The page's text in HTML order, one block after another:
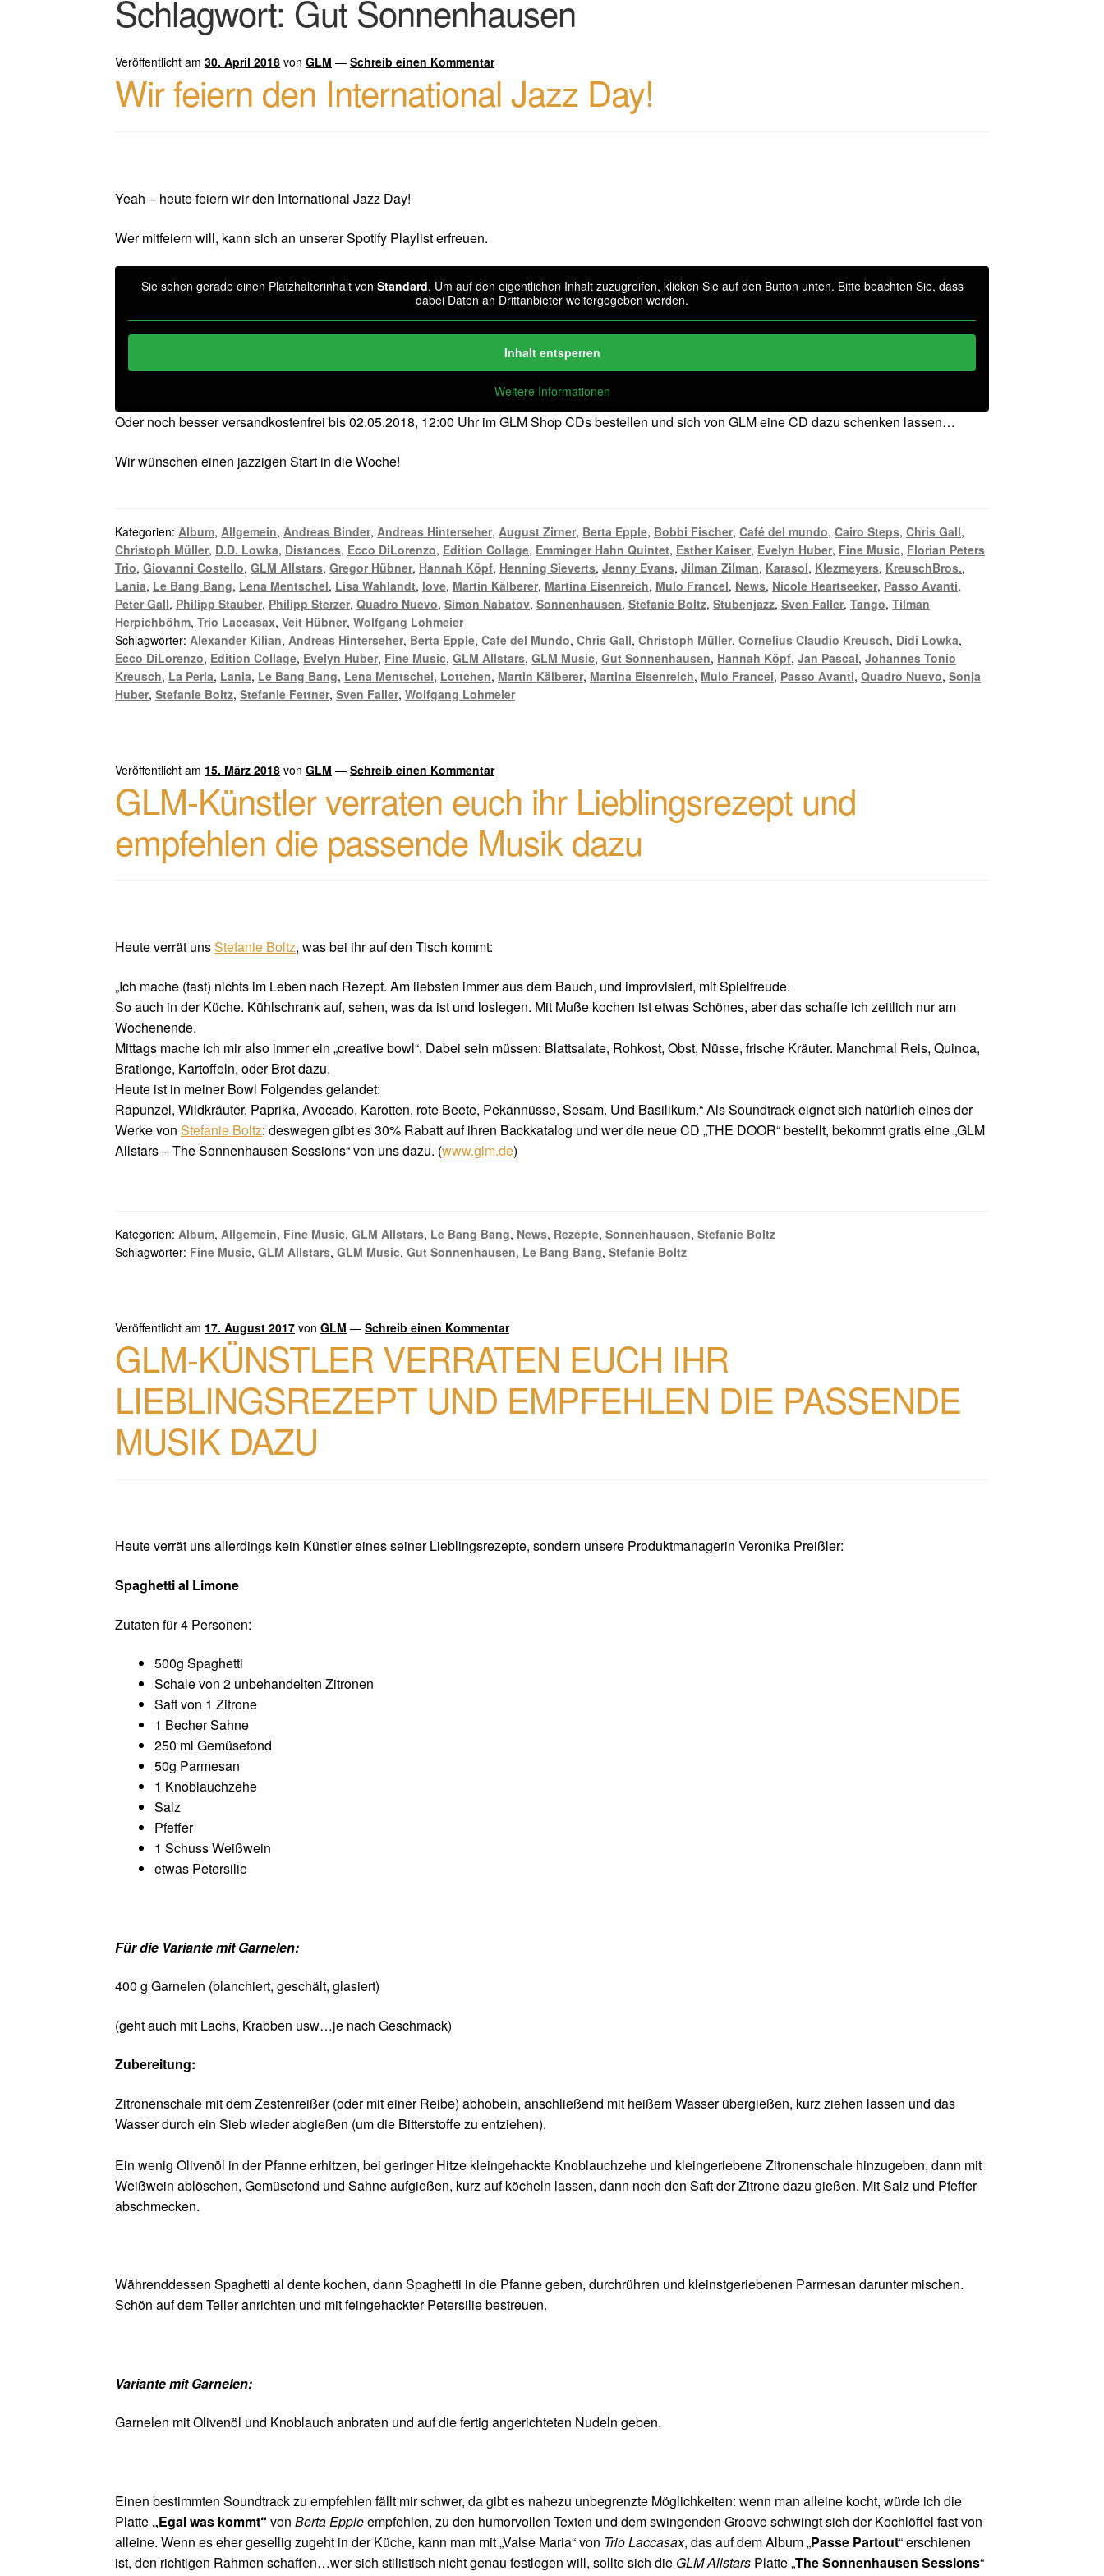
Schlagwort: Gut Sonnenhausen
Veröffentlicht am30. April 2018 vonGLM —Schreib einen Kommentar
Wir feiern den International Jazz Day!
Yeah – heute feiern wir den International Jazz Day!
Wer mitfeiern will, kann sich an unserer Spotify Playlist erfreuen.
Sie sehen gerade einen Platzhalterinhalt von Standard. Um auf den eigentlichen Inhalt zuzugreifen, klicken Sie auf den Button unten. Bitte beachten Sie, dass
dabei Daten an Drittanbieter weitergegeben werden.
Inhalt entsperren
Weitere Informationen
Oder noch besser versandkostenfrei bis 02.05.2018, 12:00 Uhr im GLM Shop CDs bestellen und sich von GLM eine CD dazu schenken lassen…
Wir wünschen einen jazzigen Start in die Woche!
Kategorien:Album,Allgemein,Andreas Binder,Andreas Hinterseher,August Zirner, Berta Epple, Bobbi Fischer,Café del mundo,Cairo Steps,Chris Gall,
Christoph Müller, D.D. Lowka, Distances, Ecco DiLorenzo, Edition Collage, Emminger Hahn Quintet, Esther Kaiser, Evelyn Huber, Fine Music, Florian Peters
Trio,Giovanni Costello,GLM Allstars,Gregor Hübner, Hannah Köpf, Henning Sieverts,Jenny Evans,Jilman Zilman, Karasol, Klezmeyers, KreuschBros.,
Lania, Le Bang Bang, Lena Mentschel, Lisa Wahlandt, love, Martin Kälberer, Martina Eisenreich, Mulo Francel, News, Nicole Heartseeker, Passo Avanti,
Peter Gall, Philipp Stauber, Philipp Sterzer,Quadro Nuevo,Simon Nabatov,Sonnenhausen,Stefanie Boltz,Stubenjazz,Sven Faller,Tango,Tilman
Herpichböhm,Trio Laccasax,Veit Hübner,Wolfgang Lohmeier
Schlagwörter:Alexander Kilian,Andreas Hinterseher, Berta Epple,Cafe del Mundo,Chris Gall,Christoph Müller,Cornelius Claudio Kreusch, Didi Lowka,
Ecco DiLorenzo, Edition Collage, Evelyn Huber, Fine Music,GLM Allstars,GLM Music,Gut Sonnenhausen, Hannah Köpf,Jan Pascal,Johannes Tonio
Kreusch, La Perla, Lania, Le Bang Bang, Lena Mentschel, Lottchen, Martin Kälberer, Martina Eisenreich, Mulo Francel, Passo Avanti,Quadro Nuevo,Sonja
Huber,Stefanie Boltz,Stefanie Fettner,Sven Faller,Wolfgang Lohmeier
Veröffentlicht am 15. März 2018 vonGLM —Schreib einen Kommentar
GLM-Künstler verraten euch ihr Lieblingsrezept und
empfehlen die passende Musik dazu
Heute verrät unsStefanie Boltz, was bei ihr auf den Tisch kommt:
„Ich mache (fast) nichts im Leben nach Rezept. Am liebsten immer aus dem Bauch, und improvisiert, mit Spielfreude.
So auch in der Küche. Kühlschrank auf, sehen, was da ist und loslegen. Mit Muße kochen ist etwas Schönes, aber das schaffe ich zeitlich nur am
Wochenende.
Mittags mache ich mir also immer ein „creative bowl“. Dabei sein müssen: Blattsalate, Rohkost, Obst, Nüsse, frische Kräuter. Manchmal Reis, Quinoa,
Bratlonge, Kartoffeln, oder Brot dazu.
Heute ist in meiner Bowl Folgendes gelandet:
Rapunzel, Wildkräuter, Paprika, Avocado, Karotten, rote Beete, Pekannüsse, Sesam. Und Basilikum.“ Als Soundtrack eignet sich natürlich eines der
Werke vonStefanie Boltz: deswegen gibt es 30% Rabatt auf ihren Backkatalog und wer die neue CD „THE DOOR“ bestellt, bekommt gratis eine „GLM
Allstars – The Sonnenhausen Sessions“ von uns dazu. (www.glm.de)
Kategorien:Album,Allgemein, Fine Music,GLM Allstars, Le Bang Bang, News, Rezepte,Sonnenhausen,Stefanie Boltz
Schlagwörter: Fine Music,GLM Allstars,GLM Music,Gut Sonnenhausen, Le Bang Bang,Stefanie Boltz
Veröffentlicht am 17. August 2017 vonGLM —Schreib einen Kommentar
GLM-KÜNSTLER VERRATEN EUCH IHR
LIEBLINGSREZEPT UND EMPFEHLEN DIE PASSENDE
MUSIK DAZU
Heute verrät uns allerdings kein Künstler eines seiner Lieblingsrezepte, sondern unsere Produktmanagerin Veronika Preißler:
Spaghetti al Limone
Zutaten für 4 Personen:
500g Spaghetti
Schale von 2 unbehandelten Zitronen
Saft von 1 Zitrone
1 Becher Sahne
250 ml Gemüsefond
50g Parmesan
1 Knoblauchzehe
Salz
Pfeffer
1 Schuss Weißwein
etwas Petersilie
Für die Variante mit Garnelen:
400 g Garnelen (blanchiert, geschält, glasiert)
(geht auch mit Lachs, Krabben usw…je nach Geschmack)
Zubereitung:
Zitronenschale mit dem Zestenreißer (oder mit einer Reibe) abhobeln, anschließend mit heißem Wasser übergießen, kurz ziehen lassen und das
Wasser durch ein Sieb wieder abgießen (um die Bitterstoffe zu entziehen).
Ein wenig Olivenöl in der Pfanne erhitzen, bei geringer Hitze kleingehackte Knoblauchzehe und kleingeriebene Zitronenschale hinzugeben, dann mit
Weißwein ablöschen, Gemüsefond und Sahne aufgießen, kurz auf köcheln lassen, dann noch den Saft der Zitrone dazu gießen. Mit Salz und Pfeffer
abschmecken.
Währenddessen Spaghetti al dente kochen, dann Spaghetti in die Pfanne geben, durchrühren und kleinstgeriebenen Parmesan darunter mischen.
Schön auf dem Teller anrichten und mit feingehackter Petersilie bestreuen.
Variante mit Garnelen:
Garnelen mit Olivenöl und Knoblauch anbraten und auf die fertig angerichteten Nudeln geben.
Einen bestimmten Soundtrack zu empfehlen fällt mir schwer, da gibt es nahezu unbegrenzte Möglichkeiten: wenn man alleine kocht, würde ich die
Platte „Egal was kommt“ vonBerta Eppleempfehlen, zu den humorvollen Texten und dem swingenden Groove schwingt sich der Kochlöffel fast von
alleine. Wenn es eher gesellig zugeht in der Küche, kann man mit „Valse Maria“ von Trio Laccasax, das auf dem Album „Passe Partout“ erschienen
ist, den richtigen Rahmen schaffen…wer sich stilistisch nicht genau festlegen will, sollte sich die GLM Allstars Platte „The Sonnenhausen Sessions“